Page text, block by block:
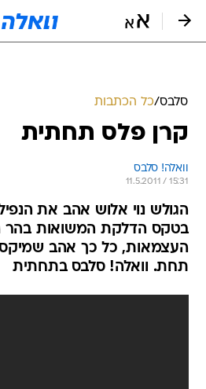
סלבס/כל הכתבות
קרן פלס תחתית
וואלה! סלבס
11.5.2011 / 15:31
הגולש נוי אלוש אהב את
בטקס הדלקת המשואות בהר
העצמאות, כל כך אהב
תחת. וואלה! סלבס בתחתית